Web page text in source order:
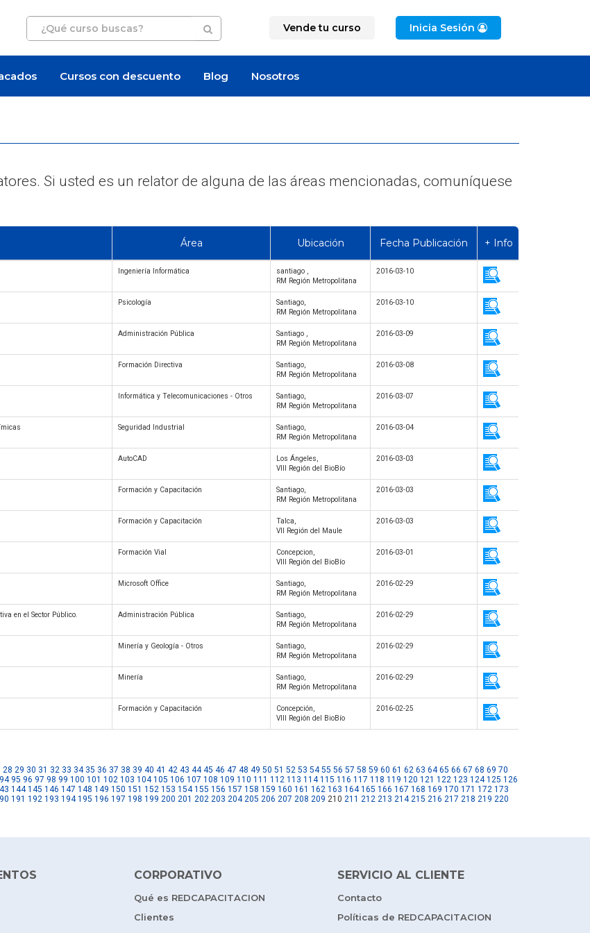
Vende tu curso Inicia Sesión
Cursos con descuento Blog Nosotros
Si usted es un relator de alguna de las áreas mencionadas, comuníquese
Área Ubicación Fecha Publicación + Info
Ingeniería Informática
santiago ,
RM Región Metropolitana
2016-03-10
Psicología
Santiago,
RM Región Metropolitana
2016-03-10
Administración Pública
Santiago ,
RM Región Metropolitana
2016-03-09
Formación Directiva
Santiago,
RM Región Metropolitana
2016-03-08
Informática y Telecomunicaciones - Otros
Santiago,
RM Región Metropolitana
2016-03-07
Seguridad Industrial
Santiago,
RM Región Metropolitana
2016-03-04
AutoCAD
Los Ángeles,
VIII Región del BioBío
2016-03-03
Formación y Capacitación
Santiago,
RM Región Metropolitana
2016-03-03
Formación y Capacitación
Talca,
VII Región del Maule
2016-03-03
Formación Vial
Concepcion,
VIII Región del BioBío
2016-03-01
Microsoft Office
Santiago,
RM Región Metropolitana
2016-02-29
en el Sector Público. Administración Pública
Santiago,
RM Región Metropolitana
2016-02-29
Minería y Geología - Otros
Santiago,
RM Región Metropolitana
2016-02-29
Minería
Santiago,
RM Región Metropolitana
2016-02-29
Formación y Capacitación
Concepción,
VIII Región del BioBío
2016-02-25
28 29 30 31 32 33 34 35 36 37 38 39 40 41 42 43 44 45 46 47 48 49 50 51 52 53 54 55 56 57 58 59 60 61 62 63 64 65 66 67 68 69 70
94 95 96 97 98 99 100 101 102 103 104 105 106 107 108 109 110 111 112 113 114 115 116 117 118 119 120 121 122 123 124 125 126
144 145 146 147 148 149 150 151 152 153 154 155 156 157 158 159 160 161 162 163 164 165 166 167 168 169 170 171 172 173
191 192 193 194 195 196 197 198 199 200 201 202 203 204 205 206 207 208 209 210 211 212 213 214 215 216 217 218 219 220
CORPORATIVO
Qué es REDCAPACITACION
Clientes
SERVICIO AL CLIENTE
Contacto
Políticas de REDCAPACITACION